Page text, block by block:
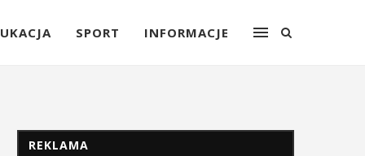
SPORT INFORMACJE
REKLAMA